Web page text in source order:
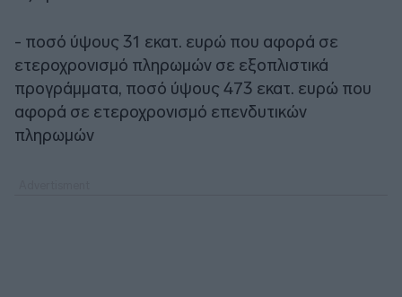
- ποσό ύψους 31 εκατ. ευρώ που αφορά σε
ετεροχρονισμό πληρωμών σε εξοπλιστικά
προγράμματα, ποσό ύψους 473 εκατ. ευρώ που
αφορά σε ετεροχρονισμό επενδυτικών
πληρωμών